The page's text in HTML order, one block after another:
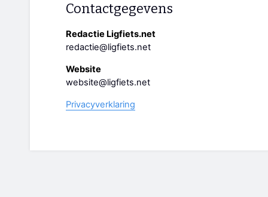
Contactgegevens
Redactie Ligfiets.net
redactie@ligfiets.net
Website
website@ligfiets.net
Privacyverklaring